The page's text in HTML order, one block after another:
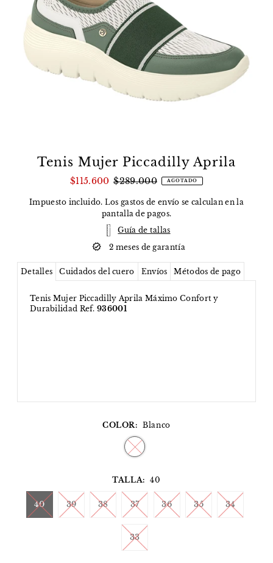
Tenis Mujer Piccadilly Aprila
$115.600 $289.000 AGOTADO
Impuesto incluido. Los gastos de envío se calculan en la
pantalla de pagos.
Guía de tallas
2 meses de garantía
Detalles Cuidados del cuero Envíos Métodos de pago
Tenis Mujer Piccadilly Aprila Máximo Confort y
Durabilidad Ref.936001
COLOR: Blanco
TALLA: 40
40 39 38 37 36 35 34
33